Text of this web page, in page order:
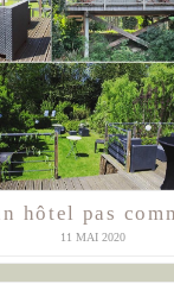
hôtel pas
11 MAI 2020